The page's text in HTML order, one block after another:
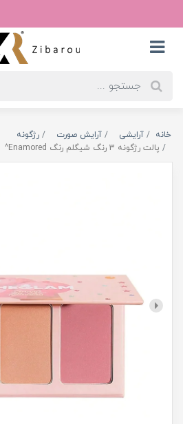
خانه آرایشی آرایش صورت
رژگونه
پالت رژگونه 3 رنگ شیگلم رنگ Enamored^